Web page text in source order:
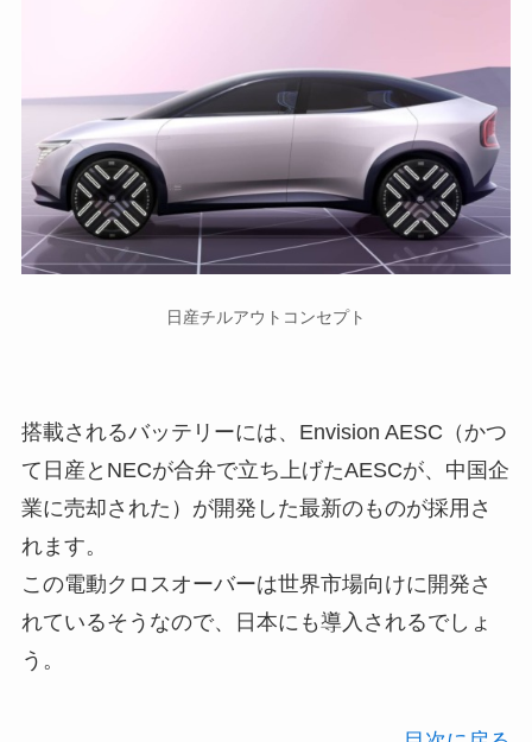
日産チルアウトコンセプト
搭載されるバッテリーには、Envision AESC（かつ
て日産とNECが合弁で立ち上げたAESCが、中国企
業に売却された）が開発した最新のものが採用さ
れます。
この電動クロスオーバーは世界市場向けに開発さ
れているそうなので、日本にも導入されるでしょ
う。